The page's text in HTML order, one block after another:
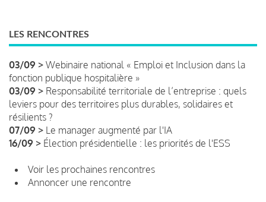
LES RENCONTRES
03/09 > Webinaire national « Emploi et Inclusion dans la
fonction publique hospitalière »
03/09 > Responsabilité territoriale de l’entreprise : quels
leviers pour des territoires plus durables, solidaires et
résilients ?
07/09 > Le manager augmenté par l'IA
16/09 > Élection présidentielle : les priorités de l'ESS
Voir les prochaines rencontres
Annoncer une rencontre